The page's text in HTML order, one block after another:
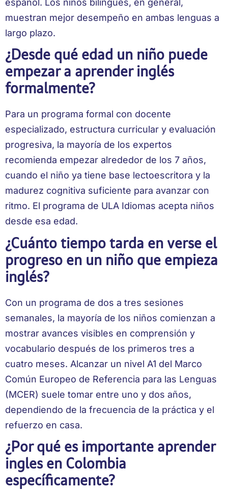
español. Los niños bilingues, en general,
muestran mejor desempeño en ambas lenguas a
largo plazo.
¿Desde qué edad un niño puede
empezar a aprender inglés
formalmente?
Para un programa formal con docente
especializado, estructura curricular y evaluación
progresiva, la mayoría de los expertos
recomienda empezar alrededor de los 7 años,
cuando el niño ya tiene base lectoescritora y la
madurez cognitiva suficiente para avanzar con
ritmo. El programa de ULA Idiomas acepta niños
desde esa edad.
¿Cuánto tiempo tarda en verse el
progreso en un niño que empieza
inglés?
Con un programa de dos a tres sesiones
semanales, la mayoría de los niños comienzan a
mostrar avances visibles en comprensión y
vocabulario después de los primeros tres a
cuatro meses. Alcanzar un nivel A1 del Marco
Común Europeo de Referencia para las Lenguas
(MCER) suele tomar entre uno y dos años,
dependiendo de la frecuencia de la práctica y el
refuerzo en casa.
¿Por qué es importante aprender
ingles en Colombia
específicamente?